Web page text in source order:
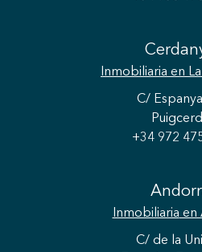
Inmobiliaria en
C/
+34 972
Inmobiliaria en
C/ de la